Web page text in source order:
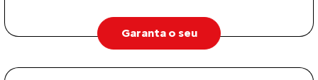
Garanta o seu